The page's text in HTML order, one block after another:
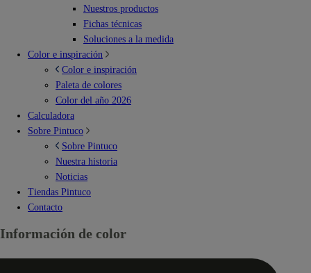
Nuestros productos
Fichas técnicas
Soluciones a la medida
Color e inspiración
Color e inspiración
Paleta de colores
Color del año 2026
Calculadora
Sobre Pintuco
Sobre Pintuco
Nuestra historia
Noticias
Tiendas Pintuco
Contacto
Información de color